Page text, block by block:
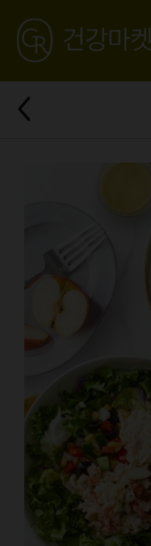
GREATING
건강마켓
로
뒤
로
가